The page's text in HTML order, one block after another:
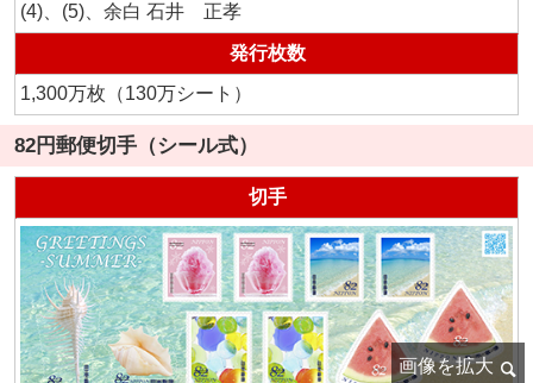
(4)、(5)、余白 石井 正孝
発行枚数
1,300万枚（130万シート）
82円郵便切手（シール式）
切手